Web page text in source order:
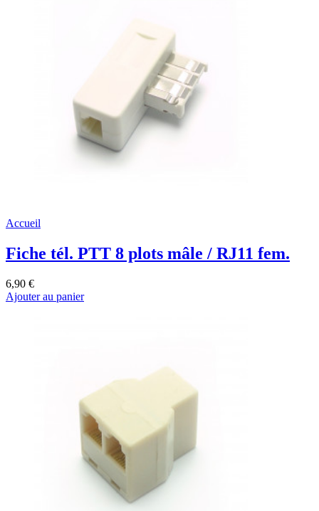
Accueil
Fiche tél. PTT 8 plots mâle / RJ11 fem.
6,90 €
Ajouter au panier